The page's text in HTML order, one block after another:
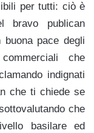
per tutti: ciò è
bravo publican
pace degli
che
indignati
che ti chiede se
che
basilare ed